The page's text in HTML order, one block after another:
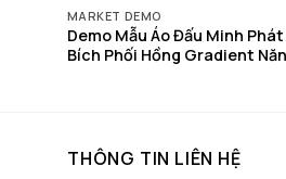
MARKET DEMO
Demo Mẫu Áo Đấu Minh
Bích Phối Hồng Gradient
THÔNG TIN LIÊN HỆ